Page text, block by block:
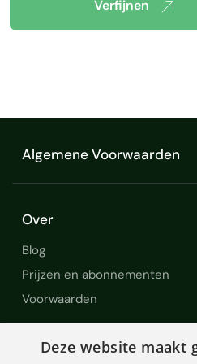
Verfijnen
Algemene Voorwaarden
Over
Blog
Prijzen en abonnementen
Voorwaarden
Deze website maakt